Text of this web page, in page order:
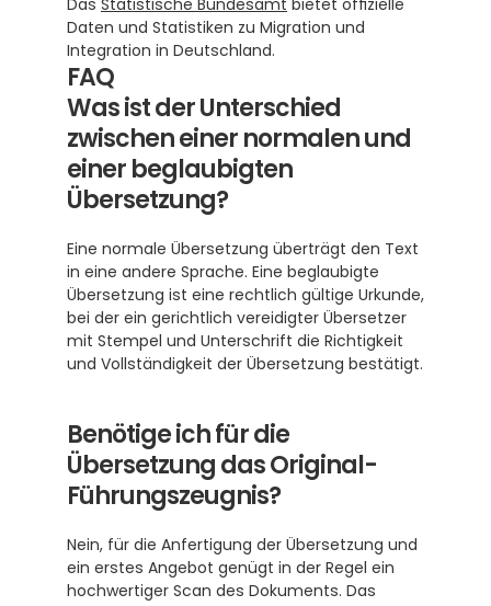
Das Statistische Bundesamt bietet offizielle
Daten und Statistiken zu Migration und
Integration in Deutschland.
FAQ
Was ist der Unterschied
zwischen einer normalen und
einer beglaubigten
Übersetzung?
Eine normale Übersetzung überträgt den Text
in eine andere Sprache. Eine beglaubigte
Übersetzung ist eine rechtlich gültige Urkunde,
bei der ein gerichtlich vereidigter Übersetzer
mit Stempel und Unterschrift die Richtigkeit
und Vollständigkeit der Übersetzung bestätigt.
Benötige ich für die
Übersetzung das Original-
Führungszeugnis?
Nein, für die Anfertigung der Übersetzung und
ein erstes Angebot genügt in der Regel ein
hochwertiger Scan des Dokuments. Das